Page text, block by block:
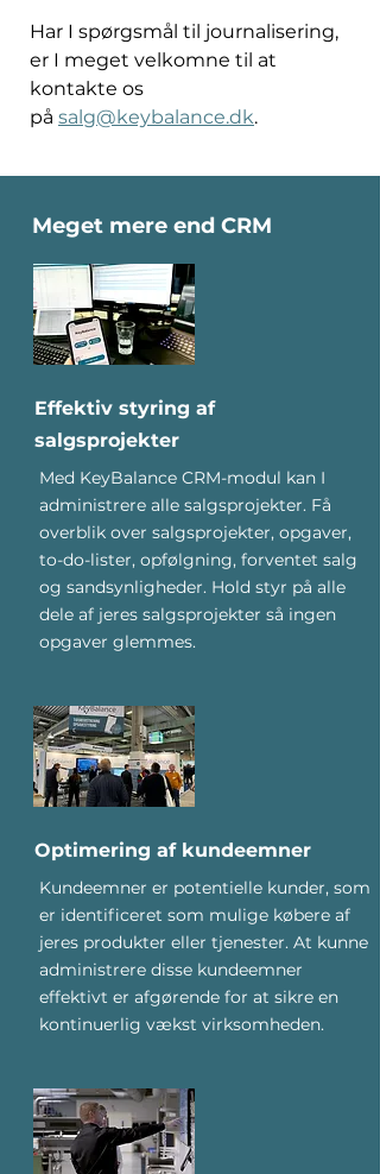
Har I spørgsmål til journalisering,
er I meget velkomne til at
kontakte os
på salg@keybalance.dk.
Meget mere end CRM
Effektiv styring af
salgsprojekter
Med KeyBalance CRM-modul kan I
administrere alle salgsprojekter. Få
overblik over salgsprojekter, opgaver,
to-do-lister, opfølgning, forventet salg
og sandsynligheder. Hold styr på alle
dele af jeres salgsprojekter så ingen
opgaver glemmes.
Optimering af kundeemner
Kundeemner er potentielle kunder, som
er identificeret som mulige købere af
jeres produkter eller tjenester. At kunne
administrere disse kundeemner
effektivt er afgørende for at sikre en
kontinuerlig vækst virksomheden.